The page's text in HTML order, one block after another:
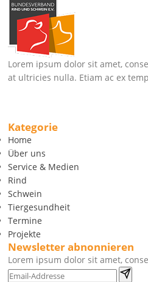
Lorem ipsum dolor sit amet,
at ultricies nulla. Etiam ac ex
Kategorie
Home
Über uns
Service & Medien
Rind
Schwein
Tiergesundheit
Termine
Projekte
Newsletter abnonnieren
Lorem ipsum dolor sit amet,